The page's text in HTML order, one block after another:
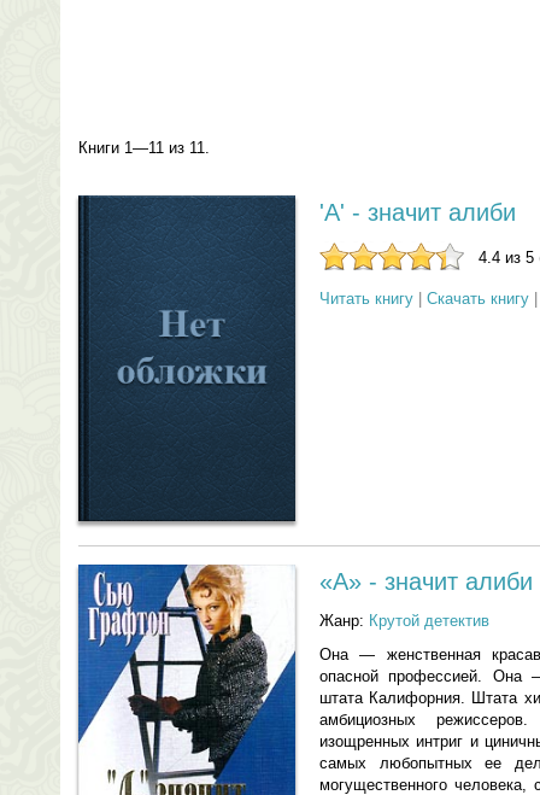
Книги 1—11 из 11.
'А' - значит алиби
4.4 из 5
Читать книгу Скачать книгу
«А» - значит алиби
Жанр: Крутой детектив
Она — женственная
опасной профессией. Она
штата Калифорния. Штата
амбициозных
изощренных интриг и
самых любопытных ее
могущественного человека,